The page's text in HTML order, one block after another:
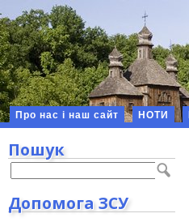
Про нас і наш сайт НОТИ
Пошук
Допомога ЗСУ